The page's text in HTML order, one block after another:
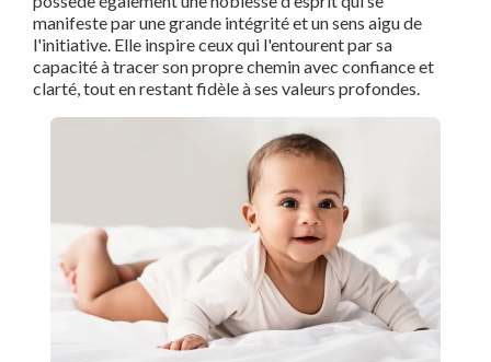
manifeste par une grande intégrité et un sens aigu de
l'initiative. Elle inspire ceux qui l'entourent par sa
capacité à tracer son propre chemin avec confiance et
clarté, tout en restant fidèle à ses valeurs profondes.